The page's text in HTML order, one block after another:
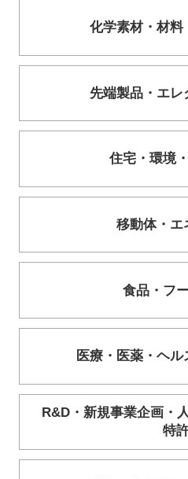
化学素材・ 材料
先端製品・ エレ
住宅・ 環境・
移動体・ エ
食品・ フ
医療・ 医薬・ ヘル
R&D・ 新規事業企画・
特